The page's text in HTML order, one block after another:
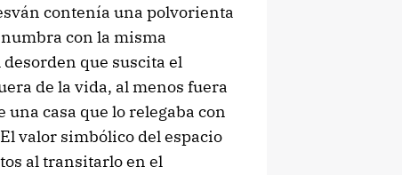
contenía una polvorienta
con la misma
que suscita el
de la vida, al menos fuera
casa que lo relegaba con
valor simbólico del espacio
al transitarlo en el